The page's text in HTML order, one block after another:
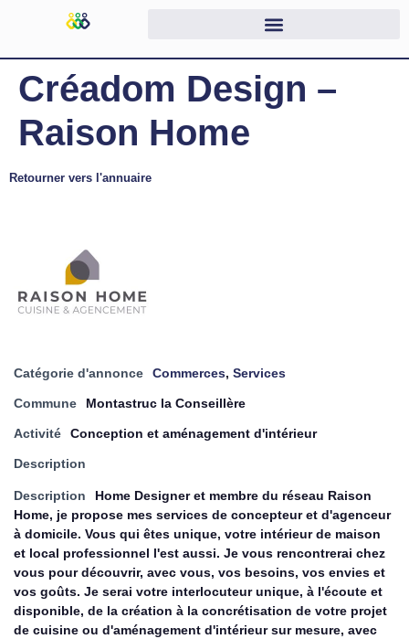
Créadom Design –
Raison Home
Retourner vers l'annuaire
Catégorie d'annonce Commerces, Services
Commune Montastruc la Conseillère
Activité Conception et aménagement d'intérieur
Description
Description
Home Designer et membre du réseau Raison
Home, je propose mes services de concepteur et d'agenceur
à domicile. Vous qui êtes unique, votre intérieur de maison
et local professionnel l'est aussi. Je vous rencontrerai chez
vous pour découvrir, avec vous, vos besoins, vos envies et
vos goûts. Je serai votre interlocuteur unique, à l'écoute et
disponible, de la création à la concrétisation de votre projet
de cuisine ou d'aménagement d'intérieur sur mesure, avec